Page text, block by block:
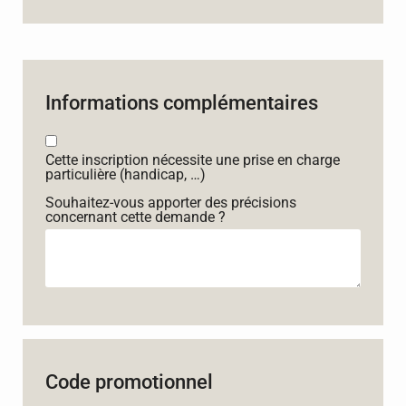
Informations complémentaires
Cette inscription nécessite une prise en charge
particulière (handicap, …)
Souhaitez-vous apporter des précisions
concernant cette demande ?
Code promotionnel